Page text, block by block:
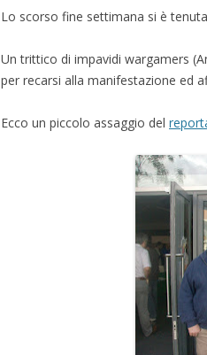
Lo scorso fine settimana si è
Un trittico di impavidi wargamers
per recarsi alla manifestazione ed
Ecco un piccolo assaggio del